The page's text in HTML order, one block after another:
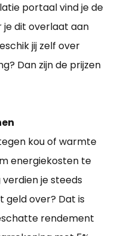
portaal vind je de
dit overlaat aan
jij zelf over
Dan zijn de prijzen
kou of warmte
energiekosten te
je steeds
geld over? Dat is
rendement